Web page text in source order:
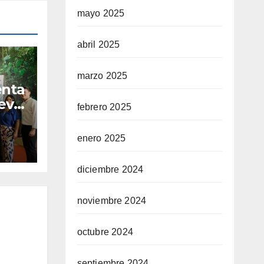
mayo 2025
abril 2025
marzo 2025
febrero 2025
enero 2025
diciembre 2024
noviembre 2024
octubre 2024